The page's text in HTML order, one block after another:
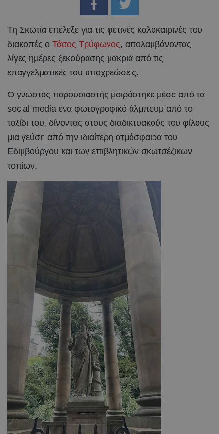
Τη Σκωτία επέλεξε για τις φετινές καλοκαιρινές του
διακοπές ο Τάσος Τρύφωνος, απολαμβάνοντας
λίγες ημέρες ξεκούρασης μακριά από τις
επαγγελματικές του υποχρεώσεις.
Ο γνωστός παρουσιαστής μοιράστηκε μέσα από τα
social media ένα φωτογραφικό άλμπουμ από το
ταξίδι του, δίνοντας στους διαδικτυακούς του φίλους
μια γεύση από την ιδιαίτερη ατμόσφαιρα του
Εδιμβούργου και των επιβλητικών σκωτσέζικων
τοπίων.